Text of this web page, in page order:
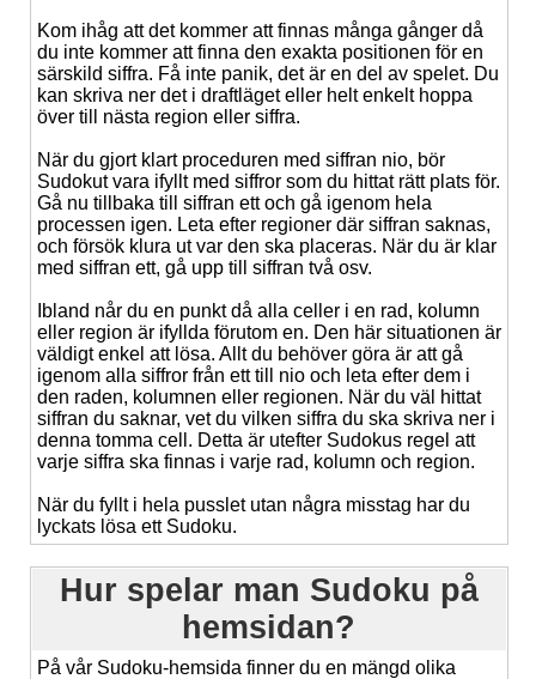
Kom ihåg att det kommer att finnas många gånger då
du inte kommer att finna den exakta positionen för en
särskild siffra. Få inte panik, det är en del av spelet. Du
kan skriva ner det i draftläget eller helt enkelt hoppa
över till nästa region eller siffra.
När du gjort klart proceduren med siffran nio, bör
Sudokut vara ifyllt med siffror som du hittat rätt plats för.
Gå nu tillbaka till siffran ett och gå igenom hela
processen igen. Leta efter regioner där siffran saknas,
och försök klura ut var den ska placeras. När du är klar
med siffran ett, gå upp till siffran två osv.
Ibland når du en punkt då alla celler i en rad, kolumn
eller region är ifyllda förutom en. Den här situationen är
väldigt enkel att lösa. Allt du behöver göra är att gå
igenom alla siffror från ett till nio och leta efter dem i
den raden, kolumnen eller regionen. När du väl hittat
siffran du saknar, vet du vilken siffra du ska skriva ner i
denna tomma cell. Detta är utefter Sudokus regel att
varje siffra ska finnas i varje rad, kolumn och region.
När du fyllt i hela pusslet utan några misstag har du
lyckats lösa ett Sudoku.
Hur spelar man Sudoku på
hemsidan?
På vår Sudoku-hemsida finner du en mängd olika